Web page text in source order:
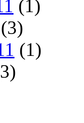
(1)
(3)
(1)